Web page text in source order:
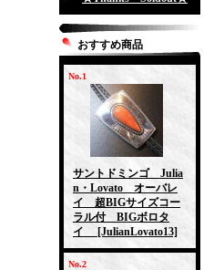
おすすめ商品
No.1
サントドミンゴ Julia
n・Lovato オーバレ
イ 超BIGサイズコー
ラル付 BIGボロタ
イ
[JulianLovato13]
No.2